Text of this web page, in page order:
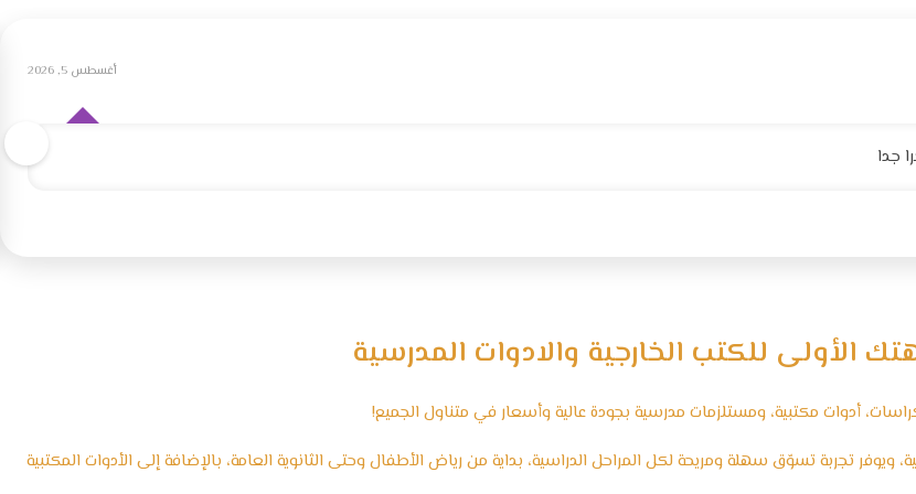
أغسطس 5, 2026
جدا
الأولى للكتب الخارجية والادوات المدرسية
أدوات مكتبية، ومستلزمات مدرسية بجودة عالية وأسعار في متناول الجميع!
تجربة تسوّق سهلة ومريحة لكل المراحل الدراسية، بداية من رياض الأطفال وحتى الثانوية العامة، بالإضافة إلى الأدوات المكتبية